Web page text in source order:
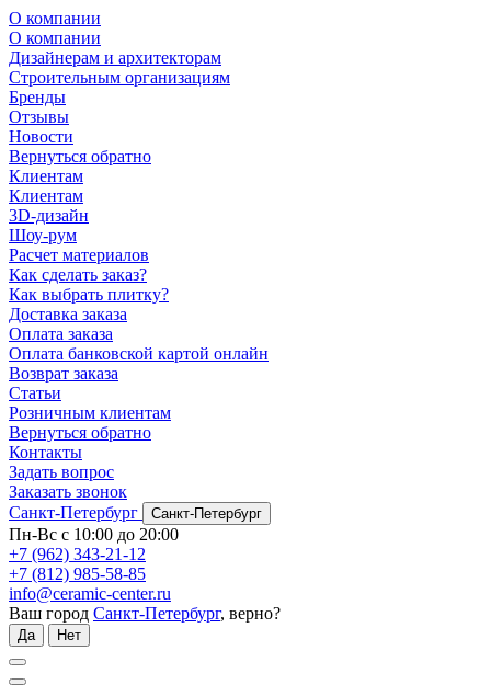
О компании
О компании
Дизайнерам и архитекторам
Строительным организациям
Бренды
Отзывы
Новости
Вернуться обратно
Клиентам
Клиентам
3D-дизайн
Шоу-рум
Расчет материалов
Как сделать заказ?
Как выбрать плитку?
Доставка заказа
Оплата заказа
Оплата банковской картой онлайн
Возврат заказа
Статьи
Розничным клиентам
Вернуться обратно
Контакты
Задать вопрос
Заказать звонок
Санкт-Петербург
Санкт-Петербург
Пн-Вс с 10:00 до 20:00
+7 (962) 343-21-12
+7 (812) 985-58-85
info@ceramic-center.ru
Ваш город Санкт-Петербург, верно?
Да Нет